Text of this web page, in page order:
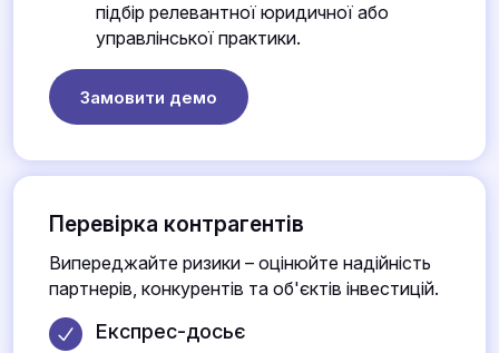
підбір релевантної юридичної або
управлінської практики.
Замовити демо
Перевірка контрагентів
Випереджайте ризики – оцінюйте надійність
партнерів, конкурентів та об'єктів інвестицій.
Експрес-досьє